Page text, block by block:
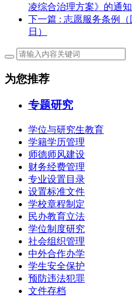
凌综合治理方案》的通知
下一篇 : 志愿服务条例（
日）
为您推荐
专题研究
学位与研究生教育
学籍学历管理
师德师风建设
财务经费管理
专业设置目录
设置标准文件
学校章程制定
民办教育立法
学位制度研究
社会组织管理
中外合作办学
学生安全保护
预防违法犯罪
文件存档